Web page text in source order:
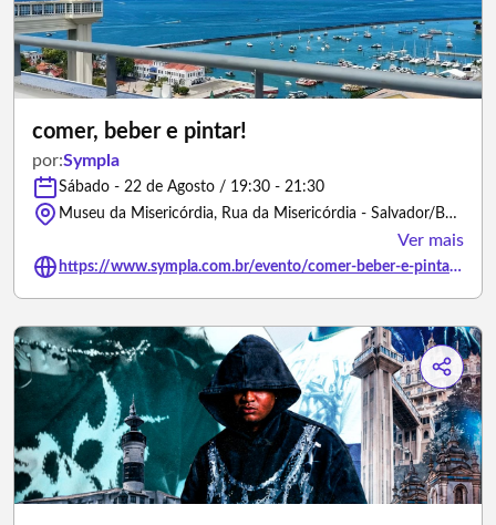
comer, beber e pintar!
por:Sympla
Sábado - 22 de Agosto / 19:30 - 21:30
Museu da Misericórdia, Rua da Misericórdia - Salvador/Bahia
Ver mais
https://www.sympla.com.br/evento/comer-beber-e-pintar/3503996